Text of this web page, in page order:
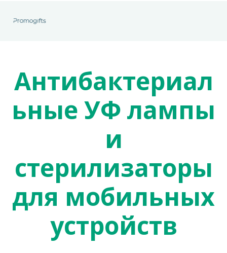
Антибактериал
ьные УФ лампы
и
стерилизаторы
для мобильных
устройств